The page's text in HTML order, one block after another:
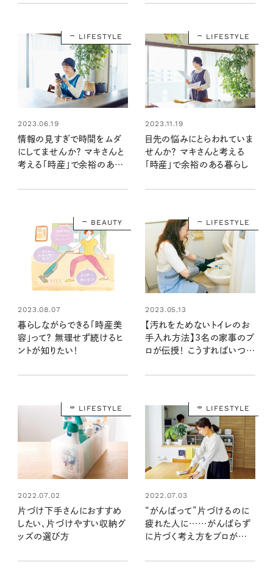
LIFESTYLE
2023.06.19
情報の見すぎで時間をムダ
にしてませんか？ マキさんと
考える「時産」で余裕のある
LIFESTYLE
2023.11.19
目先の悩みにとらわれていま
せんか？ マキさんと考える
「時産」で余裕のある暮らし
BEAUTY
2023.08.07
暮らしながらできる「時産美
容」って？ 無理せず続けるヒ
ントが知りたい！
LIFESTYLE
2023.05.13
【汚れをためないトイレのお
手入れ方法】3名の家事のプ
ロが伝授！ こうすればいつも
LIFESTYLE
2022.07.02
片づけ下手さんにおすすめ
したい、片づけやすい収納グ
ッズの選び方
LIFESTYLE
2022.07.03
“がんばって”片づけるのに
疲れた人に……がんばらず
に片づく考え方をプロが伝